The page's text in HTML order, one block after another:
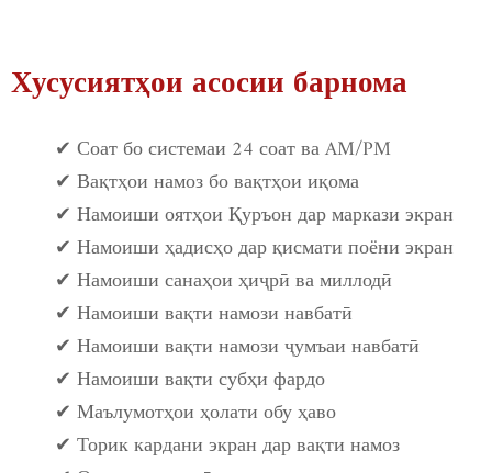
Хусусиятҳои асосии барнома
✔ Соат бо системаи 24 соат ва AM/PM
✔ Вақтҳои намоз бо вақтҳои иқома
✔ Намоиши оятҳои Қуръон дар маркази экран
✔ Намоиши ҳадисҳо дар қисмати поёни экран
✔ Намоиши санаҳои ҳиҷрӣ ва миллодӣ
✔ Намоиши вақти намози навбатӣ
✔ Намоиши вақти намози ҷумъаи навбатӣ
✔ Намоиши вақти субҳи фардо
✔ Маълумотҳои ҳолати обу ҳаво
✔ Торик кардани экран дар вақти намоз